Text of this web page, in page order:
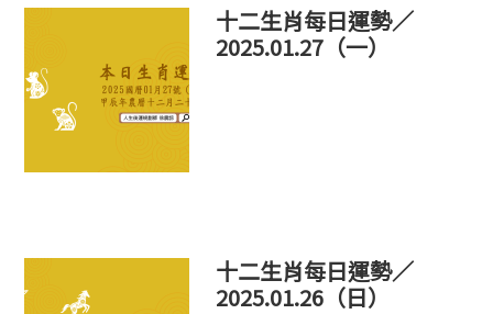
十二生肖每日運勢／
2025.01.27（一）
十二生肖每日運勢／
2025.01.26（日）